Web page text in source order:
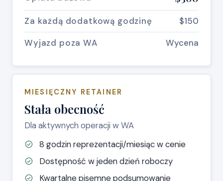
Za każdą dodatkową godzinę
$150
Wyjazd poza WA
Wycena
MIESIĘCZNY RETAINER
Stała obecność
Dla aktywnych operacji w WA
8 godzin reprezentacji/miesiąc w cenie
Dostępność w jeden dzień roboczy
Kwartalne pisemne podsumowanie